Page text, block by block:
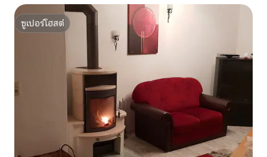
ซูเปอร์โฮสต์
ซูเปอร์โฮสต์